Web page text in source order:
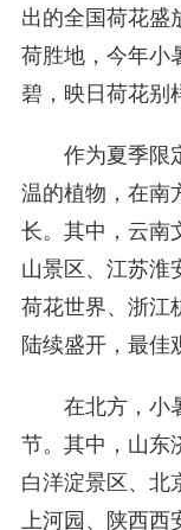
出的全国荷花盛
荷胜地，今年小
碧，映日荷花别
作为夏季限
温的植物，在南
长。其中，云南
山景区、江苏淮
荷花世界、浙江
陆续盛开，最佳
在北方，小
节。其中，山东
白洋淀景区、北
上河园、陕西